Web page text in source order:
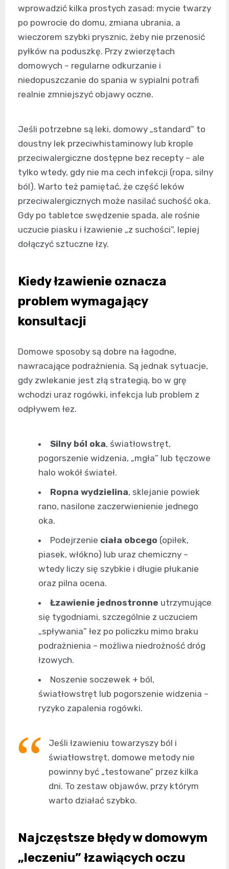
wprowadzić kilka prostych zasad: mycie twarzy
po powrocie do domu, zmiana ubrania, a
wieczorem szybki prysznic, żeby nie przenosić
pyłków na poduszkę. Przy zwierzętach
domowych – regularne odkurzanie i
niedopuszczanie do spania w sypialni potrafi
realnie zmniejszyć objawy oczne.
Jeśli potrzebne są leki, domowy „standard” to
doustny lek przeciwhistaminowy lub krople
przeciwalergiczne dostępne bez recepty – ale
tylko wtedy, gdy nie ma cech infekcji (ropa, silny
ból). Warto też pamiętać, że część leków
przeciwalergicznych może nasilać suchość oka.
Gdy po tabletce swędzenie spada, ale rośnie
uczucie piasku i łzawienie „z suchości”, lepiej
dołączyć sztuczne łzy.
Kiedy łzawienie oznacza
problem wymagający
konsultacji
Domowe sposoby są dobre na łagodne,
nawracające podrażnienia. Są jednak sytuacje,
gdy zwlekanie jest złą strategią, bo w grę
wchodzi uraz rogówki, infekcja lub problem z
odpływem łez.
Silny ból oka, światłowstręt,
pogorszenie widzenia, „mgła” lub tęczowe
halo wokół świateł.
Ropna wydzielina, sklejanie powiek
rano, nasilone zaczerwienienie jednego
oka.
Podejrzenie ciała obcego (opiłek,
piasek, włókno) lub uraz chemiczny –
wtedy liczy się szybkie i długie płukanie
oraz pilna ocena.
Łzawienie jednostronne utrzymujące
się tygodniami, szczególnie z uczuciem
„spływania” łez po policzku mimo braku
podrażnienia – możliwa niedrożność dróg
łzowych.
Noszenie soczewek + ból,
światłowstręt lub pogorszenie widzenia –
ryzyko zapalenia rogówki.
Jeśli łzawieniu towarzyszy ból i
światłowstręt, domowe metody nie
powinny być „testowane” przez kilka
dni. To zestaw objawów, przy którym
warto działać szybko.
Najczęstsze błędy w domowym
„leczeniu” łzawiących oczu